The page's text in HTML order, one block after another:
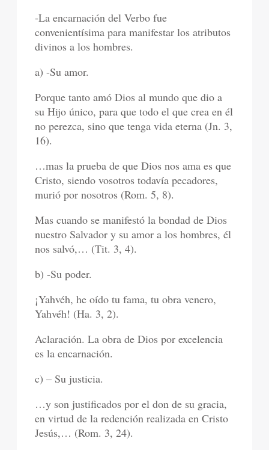
-La encarnación del Verbo fue
convenientísima para manifestar los atributos
divinos a los hombres.
a) -Su amor.
Porque tanto amó Dios al mundo que dio a
su Hijo único, para que todo el que crea en él
no perezca, sino que tenga vida eterna (Jn. 3,
16).
…mas la prueba de que Dios nos ama es que
Cristo, siendo vosotros todavía pecadores,
murió por nosotros (Rom. 5, 8).
Mas cuando se manifestó la bondad de Dios
nuestro Salvador y su amor a los hombres, él
nos salvó,… (Tit. 3, 4).
b) -Su poder.
¡Yahvéh, he oído tu fama, tu obra venero,
Yahvéh! (Ha. 3, 2).
Aclaración. La obra de Dios por excelencia
es la encarnación.
c) – Su justicia.
…y son justificados por el don de su gracia,
en virtud de la redención realizada en Cristo
Jesús,… (Rom. 3, 24).